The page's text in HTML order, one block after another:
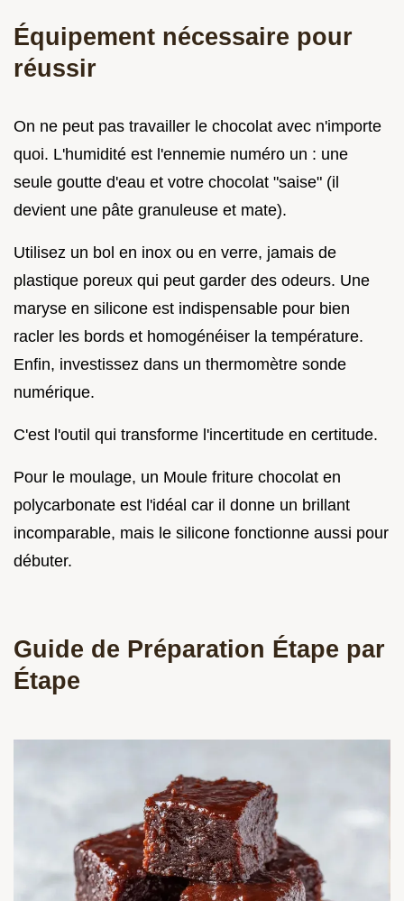
Équipement nécessaire pour
réussir
On ne peut pas travailler le chocolat avec n'importe
quoi. L'humidité est l'ennemie numéro un : une
seule goutte d'eau et votre chocolat "saise" (il
devient une pâte granuleuse et mate).
Utilisez un bol en inox ou en verre, jamais de
plastique poreux qui peut garder des odeurs. Une
maryse en silicone est indispensable pour bien
racler les bords et homogénéiser la température.
Enfin, investissez dans un thermomètre sonde
numérique.
C'est l'outil qui transforme l'incertitude en certitude.
Pour le moulage, un Moule friture chocolat en
polycarbonate est l'idéal car il donne un brillant
incomparable, mais le silicone fonctionne aussi pour
débuter.
Guide de Préparation Étape par
Étape